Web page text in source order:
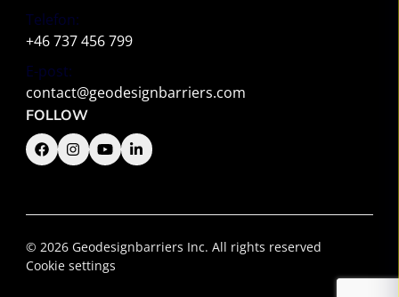
Telefon:
+46 737 456 799
E-post:
contact@geodesignbarriers.com
FOLLOW
© 2026 Geodesignbarriers Inc. All rights reserved
Cookie settings